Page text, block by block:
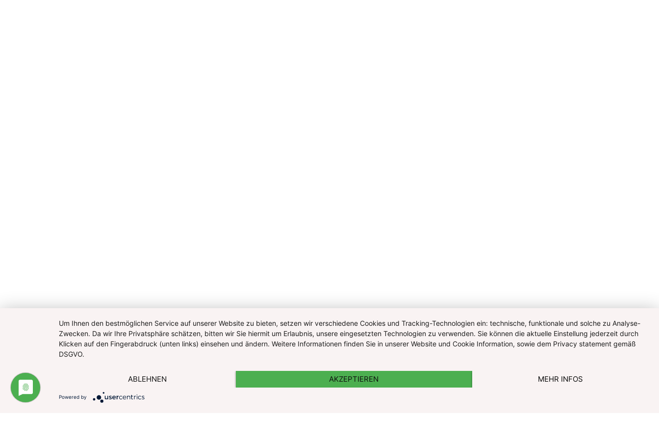
Um Ihnen den bestmöglichen Service auf unserer Website zu bieten, setzen wir verschiedene Cookies und Tracking-Technologien ein: technische, funktionale und solche zu Analyse-
Zwecken. Da wir Ihre Privatsphäre schätzen, bitten wir Sie hiermit um Erlaubnis, unsere eingesetzten Technologien zu verwenden. Sie können die aktuelle Einstellung jederzeit durch
Klicken auf den Fingerabdruck (unten links) einsehen und ändern. Weitere Informationen finden Sie in unserer Website und Cookie Information, sowie dem Privacy statement gemäß
DSGVO.
ABLEHNEN AKZEPTIEREN MEHR INFOS
Powered by